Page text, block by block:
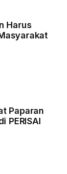
Harus
Paparan
PERISAI